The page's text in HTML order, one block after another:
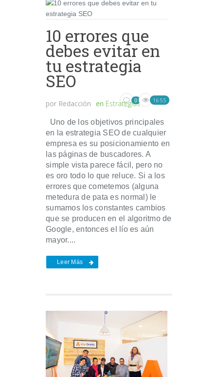
10 errores que
debes evitar en
tu estrategia
SEO
por Redacción en Estrategias
0 1655
Uno de los objetivos principales
en la estrategia SEO de cualquier
empresa es su posicionamiento en
las páginas de buscadores. A
simple vista parece fácil, pero no
es oro todo lo que reluce. Si a los
errores que cometemos (alguna
metedura de pata es normal) le
sumamos los constantes cambios
que se producen en el algoritmo de
Google, entonces el lío es aún
mayor....
Leer Más